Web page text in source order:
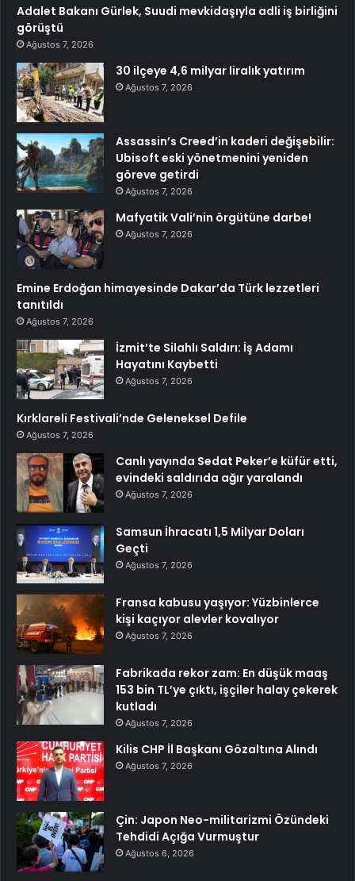
Adalet Bakanı Gürlek, Suudi mevkidaşıyla adli iş birliğini
görüştü
Ağustos 7, 2026
30 ilçeye 4,6 milyar liralık yatırım
Ağustos 7, 2026
Assassin’s Creed’in kaderi değişebilir:
Ubisoft eski yönetmenini yeniden
göreve getirdi
Ağustos 7, 2026
Mafyatik Vali’nin örgütüne darbe!
Ağustos 7, 2026
Emine Erdoğan himayesinde Dakar’da Türk lezzetleri
tanıtıldı
Ağustos 7, 2026
İzmit’te Silahlı Saldırı: İş Adamı
Hayatını Kaybetti
Ağustos 7, 2026
Kırklareli Festivali’nde Geleneksel Defile
Ağustos 7, 2026
Canlı yayında Sedat Peker’e küfür etti,
evindeki saldırıda ağır yaralandı
Ağustos 7, 2026
Samsun İhracatı 1,5 Milyar Doları
Geçti
Ağustos 7, 2026
Fransa kabusu yaşıyor: Yüzbinlerce
kişi kaçıyor alevler kovalıyor
Ağustos 7, 2026
Fabrikada rekor zam: En düşük maaş
153 bin TL’ye çıktı, işçiler halay çekerek
kutladı
Ağustos 7, 2026
Kilis CHP İl Başkanı Gözaltına Alındı
Ağustos 7, 2026
Çin: Japon Neo-militarizmi Özündeki
Tehdidi Açığa Vurmuştur
Ağustos 6, 2026